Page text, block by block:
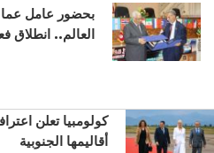
بحضور عامل
العالم.. انطلاق
كولومبيا تعلن
أقاليمها الجنوبية